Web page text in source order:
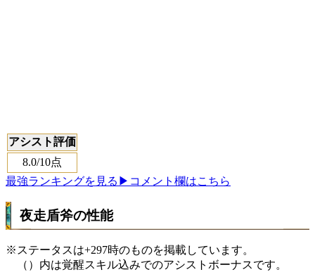
アシスト評価
8.0/10点
最強ランキングを見る ▶コメント欄はこちら
夜走盾斧の性能
※ステータスは+297時のものを掲載しています。
（）内は覚醒スキル込みでのアシストボーナスです。